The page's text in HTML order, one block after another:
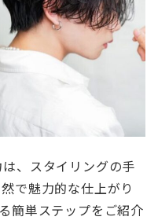
、スタイリングの手
で魅力的な仕上がり
簡単ステップをご紹介